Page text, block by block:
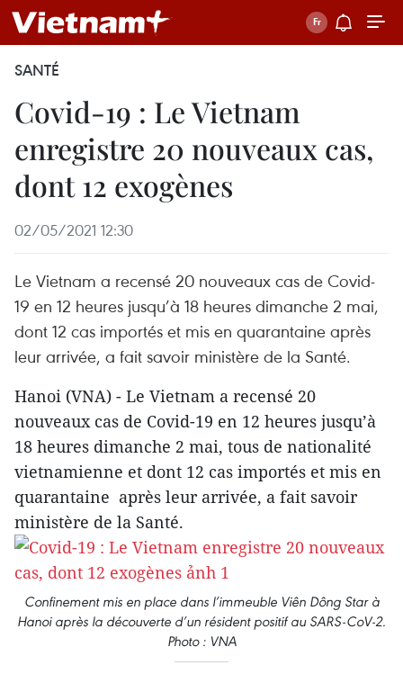
SANTÉ
Covid-19 : Le Vietnam
enregistre 20 nouveaux cas,
dont 12 exogènes
02/05/2021 12:30
Le Vietnam a recensé 20 nouveaux cas de Covid-
19 en 12 heures jusqu’à 18 heures dimanche 2 mai,
dont 12 cas importés et mis en quarantaine après
leur arrivée, a fait savoir ministère de la Santé.
Hanoi (VNA) - Le Vietnam a recensé 20
nouveaux cas de Covid-19 en 12 heures jusqu’à
18 heures dimanche 2 mai, tous de nationalité
vietnamienne et dont 12 cas importés et mis en
quarantaine après leur arrivée, a fait savoir
ministère de la Santé.
Confinement mis en place dans l’immeuble Viên Dông Star à
Hanoi après la découverte d’un résident positif au SARS-CoV-2.
Photo : VNA